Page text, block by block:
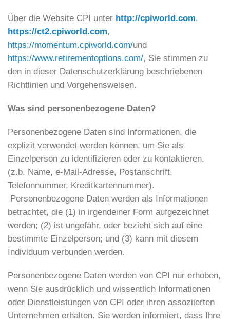
Über die Website CPI unter http://cpiworld.com,
https://ct2.cpiworld.com,
https://momentum.cpiworld.com/und
https://www.retirementoptions.com/, Sie stimmen zu
den in dieser Datenschutzerklärung beschriebenen
Richtlinien und Vorgehensweisen.
Was sind personenbezogene Daten?
Personenbezogene Daten sind Informationen, die
explizit verwendet werden können, um Sie als
Einzelperson zu identifizieren oder zu kontaktieren.
(z.b. Name, e-Mail-Adresse, Postanschrift,
Telefonnummer, Kreditkartennummer).
Personenbezogene Daten werden als Informationen
betrachtet, die (1) in irgendeiner Form aufgezeichnet
werden; (2) ist ungefähr, oder bezieht sich auf eine
bestimmte Einzelperson; und (3) kann mit diesem
Individuum verbunden werden.
Personenbezogene Daten werden von CPI nur erhoben,
wenn Sie ausdrücklich und wissentlich Informationen
oder Dienstleistungen von CPI oder ihren assoziierten
Unternehmen erhalten. Sie werden informiert, dass Ihre